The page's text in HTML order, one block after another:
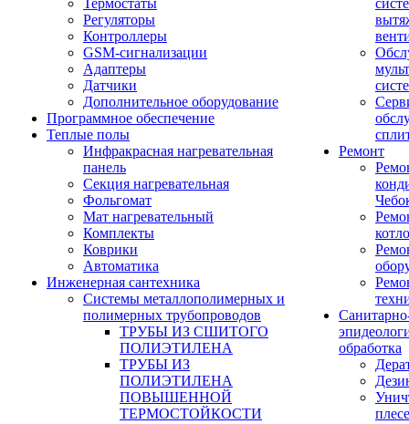
Термостаты
Регуляторы
Контроллеры
GSM-сигнализации
Адаптеры
Датчики
Дополнительное оборудование
Программное обеспечение
Теплые полы
Инфракрасная нагревательная
панель
Секция нагревательная
Фольгомат
Мат нагревательный
Комплекты
Коврики
Автоматика
Инженерная сантехника
Системы металлополимерных и
полимерных трубопроводов
ТРУБЫ ИЗ СШИТОГО
ПОЛИЭТИЛЕНА
ТРУБЫ ИЗ
ПОЛИЭТИЛЕНА
ПОВЫШЕННОЙ
ТЕРМОСТОЙКОСТИ
Ремонт
обработка